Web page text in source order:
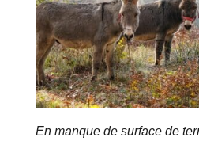
En manque de surface de